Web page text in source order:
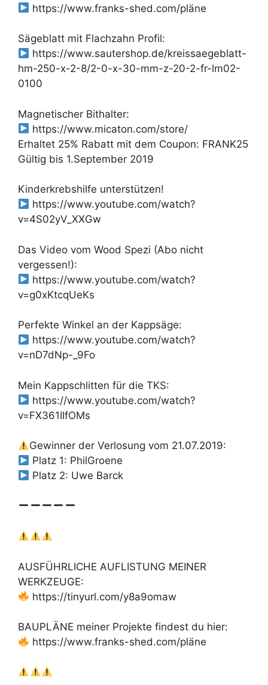
https://www.franks-shed.com/pläne
Sägeblatt mit Flachzahn Profil:
https://www.sautershop.de/kreissaegeblatt-
hm-250-x-2-8/2-0-x-30-mm-z-20-2-fr-lm02-
0100
Magnetischer Bithalter:
https://www.micaton.com/store/
Erhaltet 25% Rabatt mit dem Coupon: FRANK25
Gültig bis 1.September 2019
Kinderkrebshilfe unterstützen!
https://www.youtube.com/watch?
v=4S02yV_XXGw
Das Video vom Wood Spezi (Abo nicht
vergessen!):
https://www.youtube.com/watch?
v=g0xKtcqUeKs
Perfekte Winkel an der Kappsäge:
https://www.youtube.com/watch?
v=nD7dNp-_9Fo
Mein Kappschlitten für die TKS:
https://www.youtube.com/watch?
v=FX361IIfOMs
Gewinner der Verlosung vom 21.07.2019:
Platz 1: PhilGroene
Platz 2: Uwe Barck
AUSFÜHRLICHE AUFLISTUNG MEINER
WERKZEUGE:
https://tinyurl.com/y8a9omaw
BAUPLÄNE meiner Projekte findest du hier:
https://www.franks-shed.com/pläne